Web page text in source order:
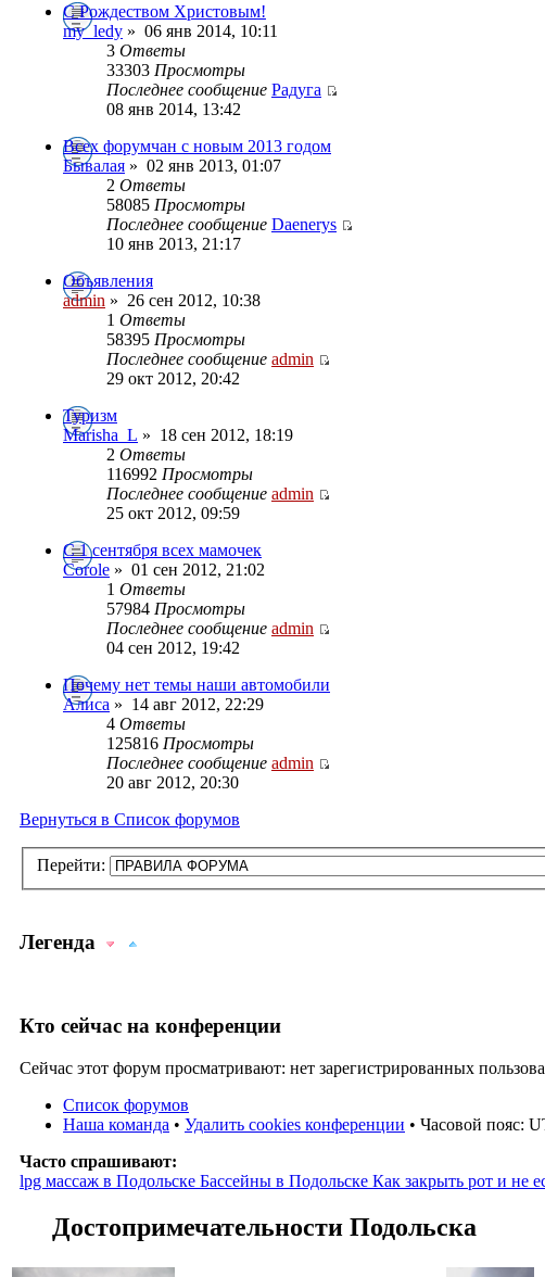
С Рождеством Христовым!
my_ledy » 06 янв 2014, 10:11
3 Ответы
33303 Просмотры
Последнее сообщение Радуга
08 янв 2014, 13:42
Всех форумчан с новым 2013 годом
Бывалая » 02 янв 2013, 01:07
2 Ответы
58085 Просмотры
Последнее сообщение Daenerys
10 янв 2013, 21:17
Объявления
admin » 26 сен 2012, 10:38
1 Ответы
58395 Просмотры
Последнее сообщение admin
29 окт 2012, 20:42
Туризм
Marisha_L » 18 сен 2012, 18:19
2 Ответы
116992 Просмотры
Последнее сообщение admin
25 окт 2012, 09:59
С 1 сентября всех мамочек
Сorole » 01 сен 2012, 21:02
1 Ответы
57984 Просмотры
Последнее сообщение admin
04 сен 2012, 19:42
Почему нет темы наши автомобили
Алиса » 14 авг 2012, 22:29
4 Ответы
125816 Просмотры
Последнее сообщение admin
20 авг 2012, 20:30
Вернуться в Список форумов
Перейти:
Легенда
Sujet lu Sujet lu dans lequel j'ai posté
Sujet populaire lu Sujet lu fermé Sujet lu fermé dans lequel
Sujet non lu Sujet non lu dans lequel j'ai posté Sujet
Sujet populaire non lu
Кто сейчас на конференции
Сейчас этот форум просматривают: нет зарегистрированных
Список форумов
Наша команда • Удалить cookies конференции • Часовой пояс:
Часто спрашивают:
lpg массаж в Подольске Бассейны в Подольске Как закрыть рот и не
Достопримечательности Подольска